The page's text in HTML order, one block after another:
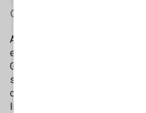
Alta tensione a
elezioni studentesche in corso
Già mercoledì sera, davanti a
scontrate alcune decine di
corteo nell'ateneo e altrettante
li hanno affrontati. E oggi,